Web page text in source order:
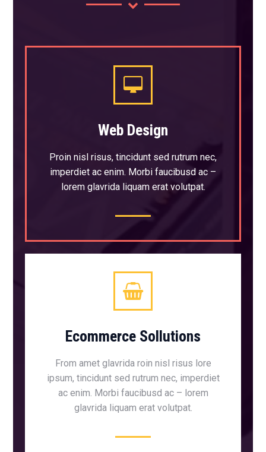
Web Design
Proin nisl risus, tincidunt sed rutrum nec,
imperdiet ac enim. Morbi faucibusd ac –
lorem glavrida liquam erat volutpat.
Ecommerce Sollutions
From amet glavrida roin nisl risus lore
ipsum, tincidunt sed rutrum nec, imperdiet
ac enim. Morbi faucibusd ac – lorem
glavrida liquam erat volutpat.